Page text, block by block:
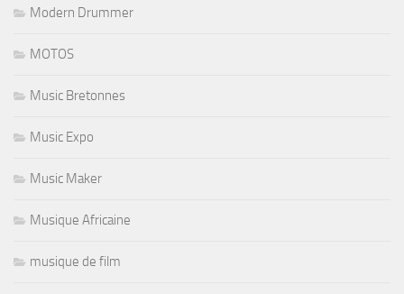
Modern Drummer
MOTOS
Music Bretonnes
Music Expo
Music Maker
Musique Africaine
musique de film